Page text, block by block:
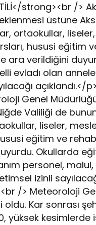
strong><br />
üstüne
ortaokullar,
hususi eğitim
verildiğini
evladı olan
açıklandı.</
Genel
Valiliği de
liseler,
eğitim ve
Okullarda
personel, malul,
izinli
/> Meteoroloji
Kar sonrası
yüksek